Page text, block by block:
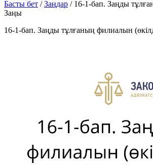
Басты бет /Заңдар / 16-1-бап. Заңды
Заңы
16-1-бап. Заңды тұлғаның филиалын